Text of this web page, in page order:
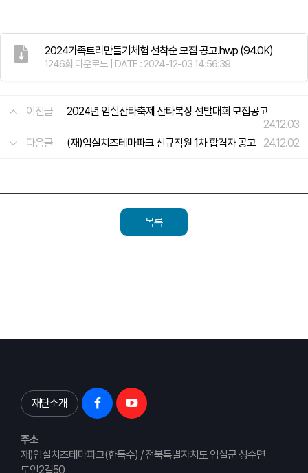
2024가족트리만들기체험 선착순 모집 공고.hwp (94.0K)
1246회 다운로드 | DATE : 2024-12-03 14:56:39
이전글
2024년 임실산타축제 산타복장 선발대회 모집공고
24.12.03
다음글
(재)임실치즈테마파크 신규직원 1차 합격자 공고 24.12.02
목록
재단소개
주소
재)임실치즈테마파크(한득수) / 전북특별자치도 임실군 성수면
도인2길50